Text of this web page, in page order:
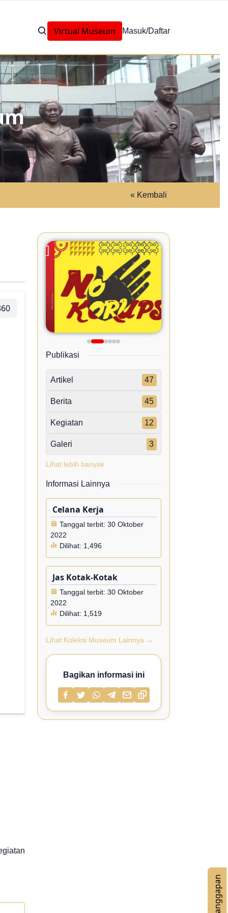
Virtual Museum Masuk/Daftar
« Kembali
Publikasi
Artikel 47
Berita 45
Kegiatan 12
Galeri 3
Lihat lebih banyak
Informasi Lainnya
Celana Kerja
Tanggal terbit: 30 Oktober
2022
Dilihat: 1,496
Jas Kotak-Kotak
Tanggal terbit: 30 Oktober
2022
Dilihat: 1,519
Lihat Koleksi Museum Lainnya →
Bagikan informasi ini